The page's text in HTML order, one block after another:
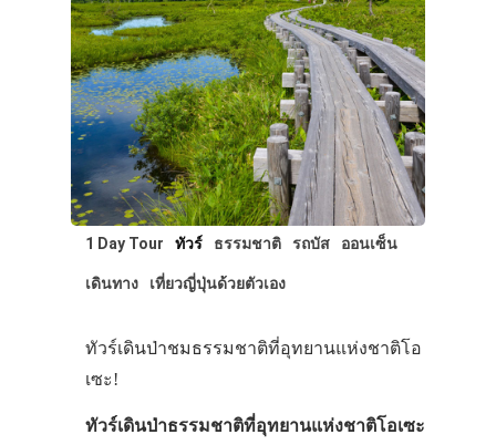
1 Day Tour ทัวร์ ธรรมชาติ รถบัส ออนเซ็น
เดินทาง เที่ยวญี่ปุ่นด้วยตัวเอง
ทัวร์เดินป่าชมธรรมชาติที่อุทยานแห่งชาติโอ
เซะ!
ทัวร์เดินป่าธรรมชาติที่อุทยานแห่งชาติโอเซะ